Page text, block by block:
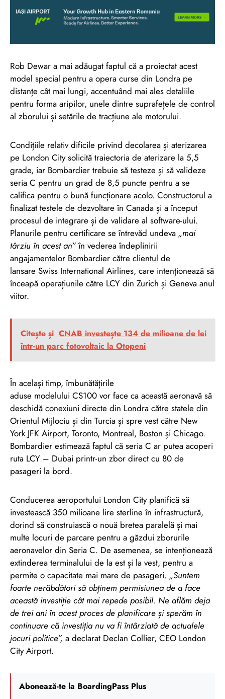
Rob Dewar a mai adăugat faptul că a proiectat acest
model special pentru a opera curse din Londra pe
distanțe cât mai lungi, accentuând mai ales detaliile
pentru forma aripilor, unele dintre suprafețele de control
al zborului și setările de tracțiune ale motorului.
Condițiile relativ dificile privind decolarea și aterizarea
pe London City solicită traiectoria de aterizare la 5,5
grade, iar Bombardier trebuie să testeze și să valideze
seria C pentru un grad de 8,5 puncte pentru a se
califica pentru o bună funcționare acolo. Constructorul a
finalizat testele de dezvoltare în Canada și a început
procesul de integrare și de validare al software-ului.
Planurile pentru certificare se întrevăd undeva „mai
târziu în acest an”în vederea îndeplinirii
angajamentelor Bombardier către clientul de
lansare Swiss International Airlines, care intenționează să
înceapă operațiunile către LCY din Zurich și Geneva anul
viitor.
Citește și CNAB investește 134 de milioane de lei
într-un parc fotovoltaic la Otopeni
În același timp, îmbunătățirile
aduse modelului CS100 vor face ca această aeronavă să
deschidă conexiuni directe din Londra către statele din
Orientul Mijlociu și din Turcia și spre vest către New
York JFK Airport, Toronto, Montreal, Boston și Chicago.
Bombardier estimează faptul că seria C ar putea acoperi
ruta LCY – Dubai printr-un zbor direct cu 80 de
pasageri la bord.
Conducerea aeroportului London City planifică să
investească 350 milioane lire sterline în infrastructură,
dorind să construiască o nouă bretea paralelă și mai
multe locuri de parcare pentru a găzdui zborurile
aeronavelor din Seria C. De asemenea, se intenționează
extinderea terminalului de la est și la vest, pentru a
permite o capacitate mai mare de pasageri. „Suntem
foarte nerăbdători să obținem permisiunea de a face
această investiție cât mai repede posibil. Ne aflăm deja
de trei ani în acest proces de planificare și sperăm în
continuare că investiția nu va fi întârziată de actualele
jocuri politice”, a declarat Declan Collier, CEO London
City Airport.
Abonează-te la BoardingPass Plus